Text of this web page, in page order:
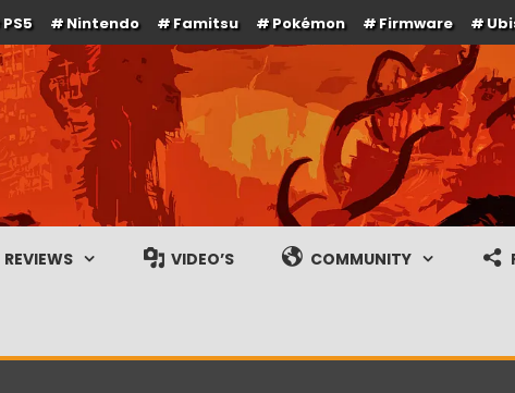
PS5 Nintendo Famitsu Pokémon Firmware
coverage en gameplay streams
REVIEWS VIDEO’S COMMUNITY